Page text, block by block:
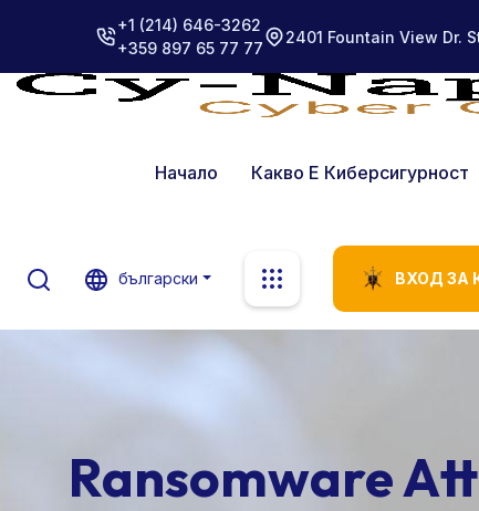
+1 (214) 646-3262
+359 897 65 77 77
2401 Fountain View Dr.
Начало Какво Е Киберсигурност
български ВХОД ЗА
Ransomware